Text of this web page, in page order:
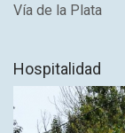
Vía de la Plata
Hospitalidad